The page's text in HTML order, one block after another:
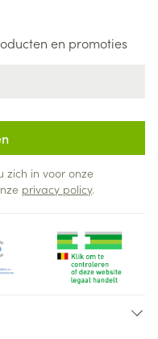
en promoties
zich in voor onze
privacy policy.